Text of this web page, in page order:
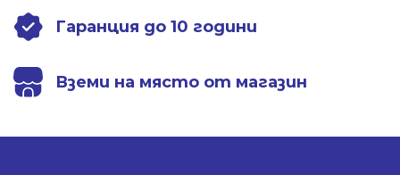
Гаранция до 10 години
Вземи на място от магазин